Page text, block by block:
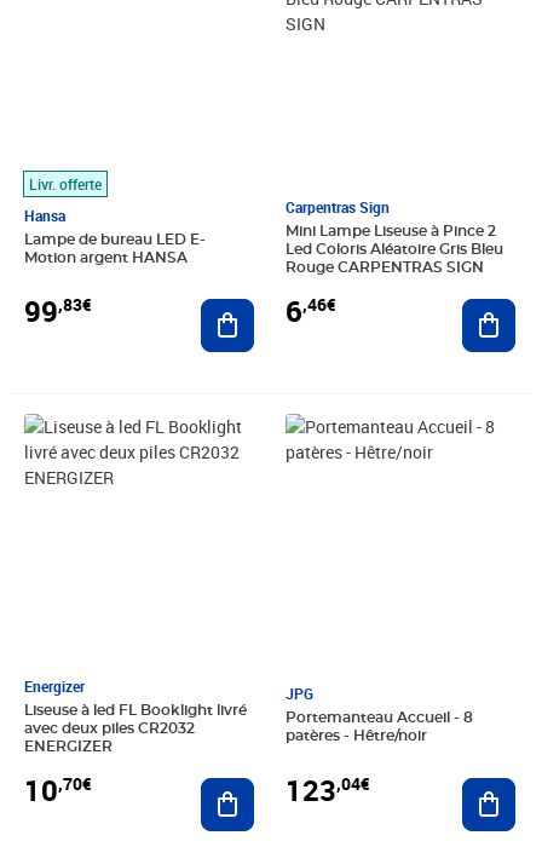
Livr. offerte
Hansa
Lampe de bureau LED E-
Motion argent HANSA
99,83€ Ajouter au panier
Carpentras Sign
Mini Lampe Liseuse à Pince 2
Led Coloris Aléatoire Gris Bleu
Rouge CARPENTRAS SIGN
6,46€
Energizer
Liseuse à led FL Booklight livré
avec deux piles CR2032
ENERGIZER
10,70€
Prix 10,70€
Ajouter au panier
JPG
Portemanteau Accueil - 8
patères - Hêtre/noir
123,04€
Prix 123,04€